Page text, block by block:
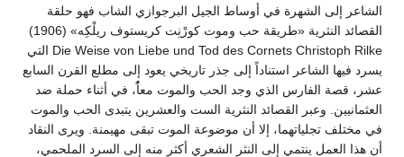
الشاعر إلى الشهرة في أوساط الجيل البرجوازي الشاب فهو حلقة
القصائد النثرية «طريقة حب وموت كورْنِت كريستوف ريلْكِه» (1906)
Die Weise von Liebe und Tod des Cornets Christoph Rilke التي
يسرد فيها الشاعر استناداً إلى جذر تاريخي يعود إلى مطلع القرن السابع
عشر، قصة الفارس الذي وجد الحب والموت معاًُ، في أثناء حملة ضد
العثمانيين. وعبر القصائد النثرية الست والعشرين يتبدى الحب والموت
في مختلف تجلياتهما، إلا أن موضوعة الموت تبقى مهيمنة. ويرى النقاد
أن هذا العمل ينتمي إلى النثر الشعري أكثر منه إلى السرد الملحمي،